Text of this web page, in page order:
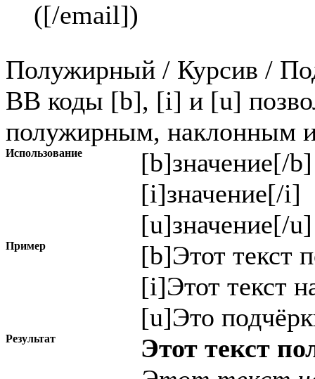
([/email])
Полужирный / Курсив /
BB коды [b], [i] и [u]
полужирным, наклонным и
Использование [b]значение[/b]
[i]значение[/i]
[u]значение[/u]
Пример
[b]Этот текст
[i]Этот текст
[u]Это
Результат
Этот текст